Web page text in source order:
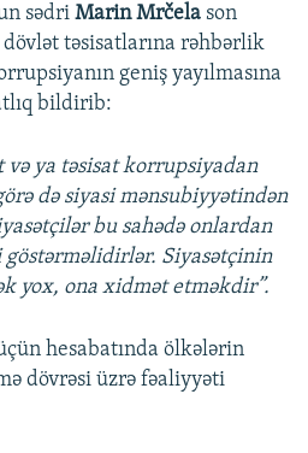
sədri Marin Mrčela son
təsisatlarına rəhbərlik
geniş yayılmasına
bildirib:
və ya təsisat korrupsiyadan
də siyasi mənsubiyyətindən
bu sahədə onlardan
Siyasətçinin
yox, ona xidmət etməkdir”.
hesabatında ölkələrin
dövrəsi üzrə fəaliyyəti